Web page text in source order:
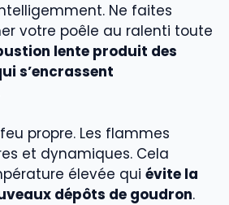
Ne faites
votre poêle au ralenti toute
lente produit des
s’encrassent
propre. Les flammes
et dynamiques. Cela
élevée qui évite la
dépôts de goudron.